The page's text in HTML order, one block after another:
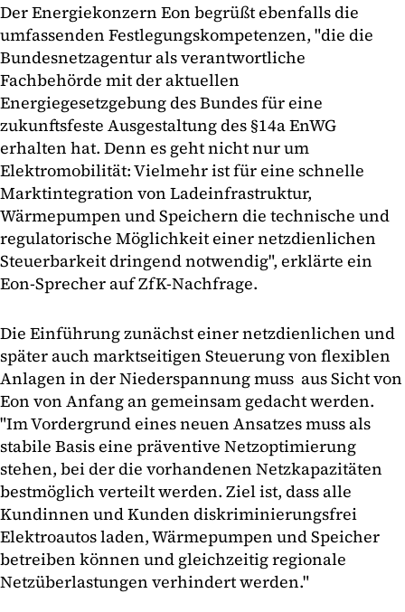
Der Energiekonzern Eon begrüßt ebenfalls die
umfassenden Festlegungskompetenzen, "die die
Bundesnetzagentur als verantwortliche
Fachbehörde mit der aktuellen
Energiegesetzgebung des Bundes für eine
zukunftsfeste Ausgestaltung des §14a EnWG
erhalten hat. Denn es geht nicht nur um
Elektromobilität: Vielmehr ist für eine schnelle
Marktintegration von Ladeinfrastruktur,
Wärmepumpen und Speichern die technische und
regulatorische Möglichkeit einer netzdienlichen
Steuerbarkeit dringend notwendig", erklärte ein
Eon-Sprecher auf ZfK-Nachfrage.
Die Einführung zunächst einer netzdienlichen und
später auch marktseitigen Steuerung von flexiblen
Anlagen in der Niederspannung muss aus Sicht von
Eon von Anfang an gemeinsam gedacht werden.
"Im Vordergrund eines neuen Ansatzes muss als
stabile Basis eine präventive Netzoptimierung
stehen, bei der die vorhandenen Netzkapazitäten
bestmöglich verteilt werden. Ziel ist, dass alle
Kundinnen und Kunden diskriminierungsfrei
Elektroautos laden, Wärmepumpen und Speicher
betreiben können und gleichzeitig regionale
Netzüberlastungen verhindert werden."